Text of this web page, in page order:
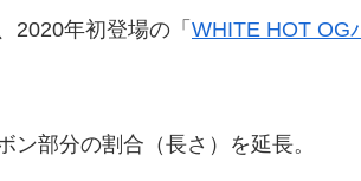
2020年初登場の「 WHITE HOT OG
部分の割合（長さ）を延長。